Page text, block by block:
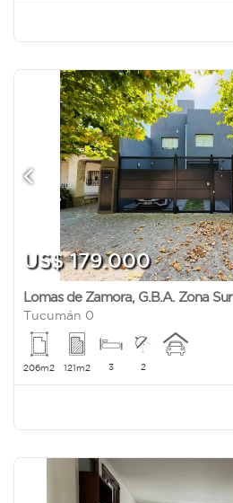
US$ 179.000
Lomas de Zamora, G.B.A. Zona Sur
Tucumán 0
206m2 121m2 3 2